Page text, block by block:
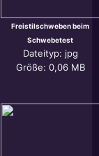
Freistilschweben beim
Schwebetest
Dateityp: jpg
Größe: 0,06 MB